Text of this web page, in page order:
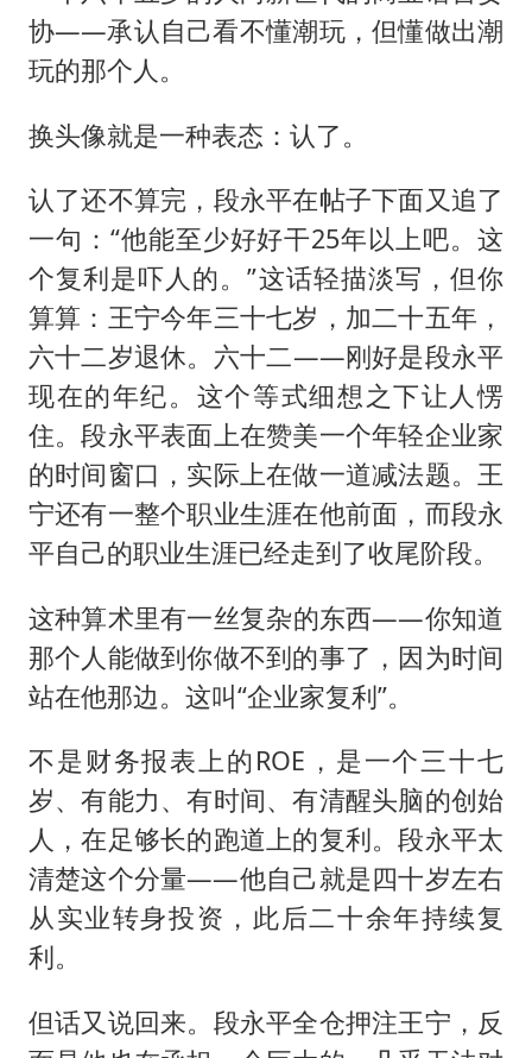
协——承认自己看不懂潮玩，但懂做出潮
玩的那个人。
换头像就是一种表态：认了。
认了还不算完，段永平在帖子下面又追了
一句：“他能至少好好干25年以上吧。这
个复利是吓人的。”这话轻描淡写，但你
算算：王宁今年三十七岁，加二十五年，
六十二岁退休。六十二——刚好是段永平
现在的年纪。这个等式细想之下让人愣
住。段永平表面上在赞美一个年轻企业家
的时间窗口，实际上在做一道减法题。王
宁还有一整个职业生涯在他前面，而段永
平自己的职业生涯已经走到了收尾阶段。
这种算术里有一丝复杂的东西——你知道
那个人能做到你做不到的事了，因为时间
站在他那边。这叫“企业家复利”。
不是财务报表上的ROE，是一个三十七
岁、有能力、有时间、有清醒头脑的创始
人，在足够长的跑道上的复利。段永平太
清楚这个分量——他自己就是四十岁左右
从实业转身投资，此后二十余年持续复
利。
但话又说回来。段永平全仓押注王宁，反